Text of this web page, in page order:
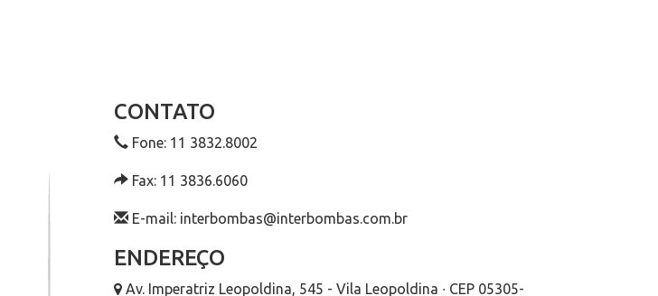
CONTATO
Fone: 11 3832.8002
Fax: 11 3836.6060
E-mail: interbombas@interbombas.com.br
ENDEREÇO
Av. Imperatriz Leopoldina, 545 - Vila Leopoldina ∙ CEP 05305-